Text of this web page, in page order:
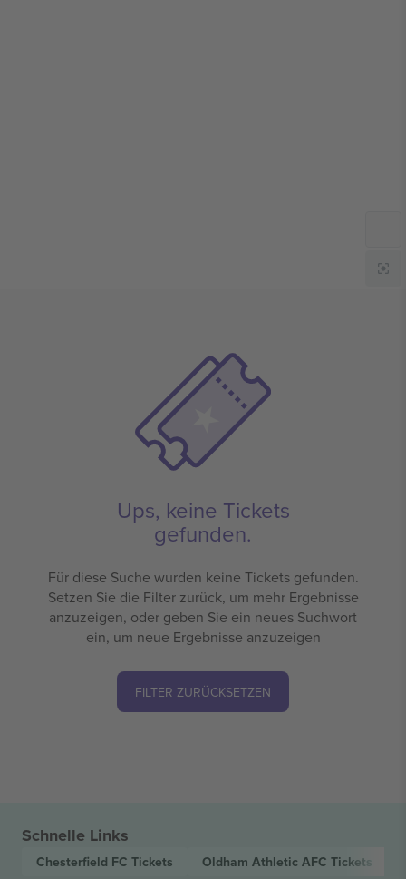
Ups, keine Tickets
gefunden.
Für diese Suche wurden keine Tickets gefunden.
Setzen Sie die Filter zurück, um mehr Ergebnisse
anzuzeigen, oder geben Sie ein neues Suchwort
ein, um neue Ergebnisse anzuzeigen
FILTER ZURÜCKSETZEN
Schnelle Links
Chesterfield FC Tickets Oldham Athletic AFC Tickets